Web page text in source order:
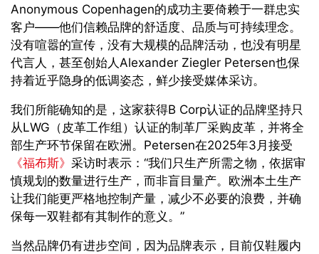
Anonymous Copenhagen的成功主要倚赖于一群忠实
客户——他们信赖品牌的舒适度、品质与可持续理念。
没有喧嚣的宣传，没有大规模的品牌活动，也没有明星
代言人，甚至创始人Alexander Ziegler Petersen也保
持着近乎隐身的低调姿态，鲜少接受媒体采访。
我们所能确知的是，这家获得B Corp认证的品牌坚持只
从LWG （皮革工作组）认证的制革厂采购皮革，并将全
部生产环节保留在欧洲。 Petersen在2025年3 月接受
《福布斯》 采访时表示：“我们只生产所需之物，依据审
慎规划的数量进行生产，而非盲目量产。欧洲本土生产
让我们能更严格地控制产量，减少不必要的浪费，并确
保每一双鞋都有其制作的意义。”
当然品牌仍有进步空间，因为品牌表示，目前仅鞋履内